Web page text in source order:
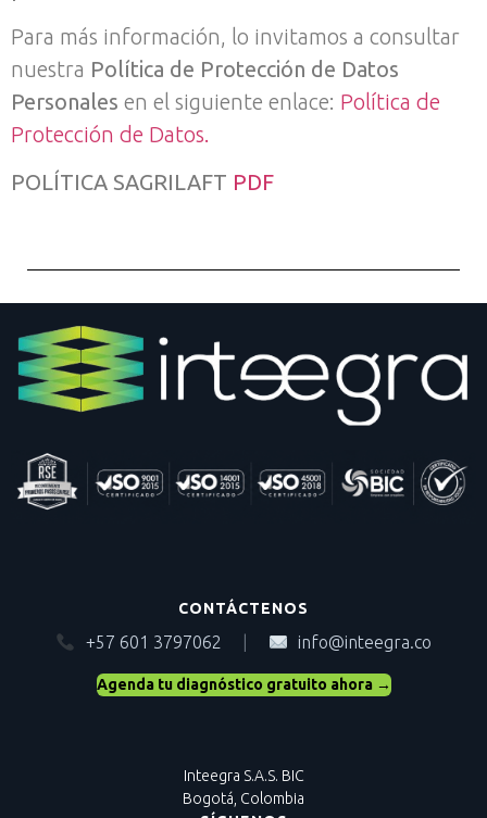
Para más información, lo invitamos a consultar
nuestra Política de Protección de Datos
Personales en el siguiente enlace: Política de
Protección de Datos.
POLÍTICA SAGRILAFT PDF
CONTÁCTENOS
+57 601 3797062 info@inteegra.co
Agenda tu diagnóstico gratuito ahora →
Inteegra S.A.S. BIC
Bogotá, Colombia